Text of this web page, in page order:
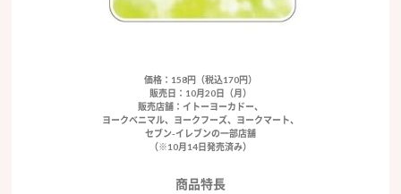
価格：158円（税込170円）
販売日：10月20日（月）
販売店舗：イトーヨーカドー、
ヨークベニマル、ヨークフーズ、ヨークマート、
セブン-イレブンの一部店舗
（※10月14日発売済み）
商品特長